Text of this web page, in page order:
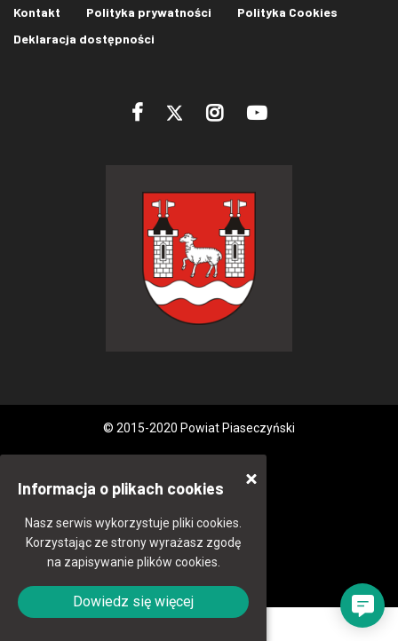
Kontakt Polityka prywatności
Polityka Cookies
Deklaracja dostępności
© 2015-2020 Powiat Piaseczyński
Informacja o plikach cookies
Nasz serwis wykorzystuje pliki cookies.
Korzystając ze strony wyrażasz zgodę
na zapisywanie plików cookies.
Dowiedz się więcej